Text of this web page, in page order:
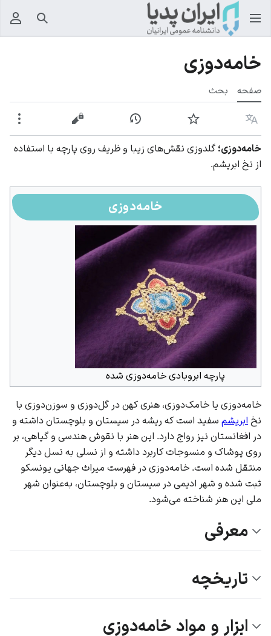
جستجو
خامه‌دوزی
صفحه بحث
زبان پیگیری نمایش تاریخچهنمایش مبدأ
خامه‌دوزی؛ گلدوزی نقش‌های زیبا و ظریف روی پارچه با استفاده
از نخ ابریشم.
خامه‌دوزی
پارچه ابروبادی خامه‌دوزی شده
خامه‌دوزی یا خامک‌دوزی، هنری کهن در گل‌دوزی و سوزن‌دوزی با
نخ ابریشم سفید است که ریشه در سیستان و بلوچستان داشته و
در افغانستان نیز رواج دارد. این هنر با نقوش هندسی و گیاهی، بر
روی پوشاک و منسوجات کاربرد داشته و از نسلی به نسل دیگر
منتقل شده است. خامه‌دوزی در فهرست میراث جهانی یونسکو
ثبت شده و شهر ادیمی در سیستان و بلوچستان، به‌عنوان شهر
ملی این هنر شناخته می‌شود.
معرفی
تاریخچه
ابزار و مواد خامه‌دوزی